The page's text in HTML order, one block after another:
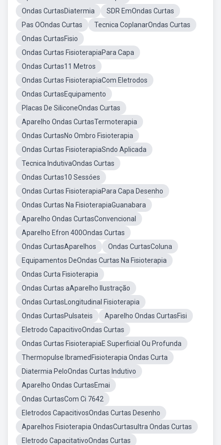
Ondas CurtasDiatermia
SDR EmOndas Curtas
Pas OOndas Curtas
Tecnica CoplanarOndas Curtas
Ondas CurtasFisio
Ondas Curtas FisioterapiaPara Capa
Ondas Curtas11 Metros
Ondas Curtas FisioterapiaCom Eletrodos
Ondas CurtasEquipamento
Placas De SiliconeOndas Curtas
Aparelho Ondas CurtasTermoterapia
Ondas CurtasNo Ombro Fisioterapia
Ondas Curtas FisioterapiaSndo Aplicada
Tecnica IndutivaOndas Curtas
Ondas Curtas10 Sessóes
Ondas Curtas FisioterapiaPara Capa Desenho
Ondas Curtas Na FisioterapiaGuanabara
Aparelho Ondas CurtasConvencional
Aparelho Efron 400Ondas Curtas
Ondas CurtasAparelhos
Ondas CurtasColuna
Equipamentos DeOndas Curtas Na Fisioterapia
Ondas Curta Fisioterapia
Ondas Curtas aAparelho Ilustração
Ondas CurtasLongitudinal Fisioterapia
Ondas CurtasPulsateis
Aparelho Ondas CurtasFisi
Eletrodo CapacitivoOndas Curtas
Ondas Curtas FisioterapiaE Superficial Ou Profunda
Thermopulse IbramedFisioterapia Ondas Curta
Diatermia PeloOndas Curtas Indutivo
Aparelho Ondas CurtasEmai
Ondas CurtasCom Ci 7642
Eletrodos CapacitivosOndas Curtas Desenho
Aparelhos Fisioterapia OndasCurtasultra Ondas Curtas
Eletrodo CapacitativoOndas Curtas